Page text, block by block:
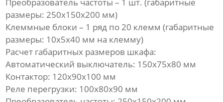
Преобразователь частоты – 1 шт. (габаритные
размеры: 250x150x200 мм)
Клеммные блоки – 1 ряд по 20 клемм (габаритные
размеры: 10x5x40 мм на клемму)
Расчет габаритных размеров шкафа:
Автоматический выключатель: 150x75x80 мм
Контактор: 120x90x100 мм
Реле перегрузки: 100x80x90 мм